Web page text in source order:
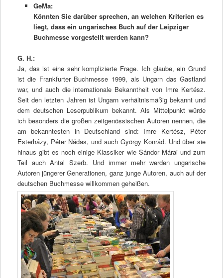
GeMa:
Könnten Sie darüber sprechen, an welchen Kriterien es
liegt, dass ein ungarisches Buch auf der Leipziger
Buchmesse vorgestellt werden kann?
G. H.:
Ja, das ist eine sehr komplizierte Frage. Ich glaube, ein Grund
ist die Frankfurter Buchmesse 1999, als Ungarn das Gastland
war, und auch die internationale Bekanntheit von Imre Kertész.
Seit den letzten Jahren ist Ungarn verhältnismäßig bekannt und
dem deutschen Leserpublikum bekannt. Als Mittelpunkt würde
ich besonders die großen zeitgenössischen Autoren nennen, die
am bekanntesten in Deutschland sind: Imre Kertész, Péter
Esterházy, Péter Nádas, und auch György Konrád. Und über sie
hinaus gibt es noch einige Klassiker wie Sándor Márai und zum
Teil auch Antal Szerb. Und immer mehr werden ungarische
Autoren jüngerer Generationen, ganz junge Autoren, auch auf der
deutschen Buchmesse willkommen geheißen.